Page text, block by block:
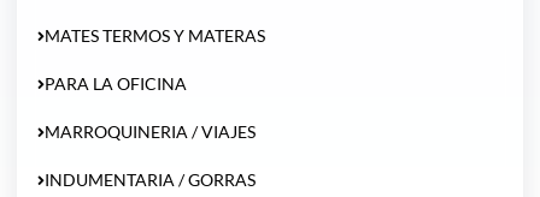
MATES TERMOS Y MATERAS
PARA LA OFICINA
MARROQUINERIA / VIAJES
INDUMENTARIA / GORRAS